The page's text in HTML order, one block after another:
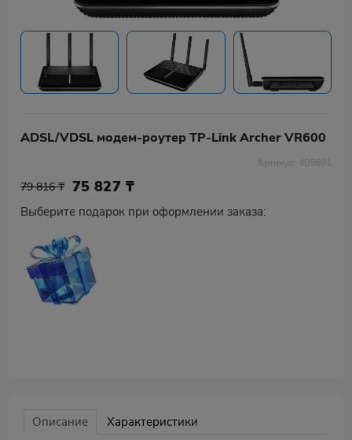
ADSL/VDSL модем-роутер TP-Link Archer VR600
Артикул: 405691
79 816 ₸ 75 827 ₸
Выберите подарок при оформлении заказа:
Описание
Характеристики